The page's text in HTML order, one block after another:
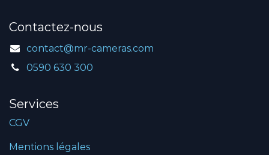
Contactez-nous
contact@mr-cameras.com
0590 630 300
Services
CGV
Mentions légales